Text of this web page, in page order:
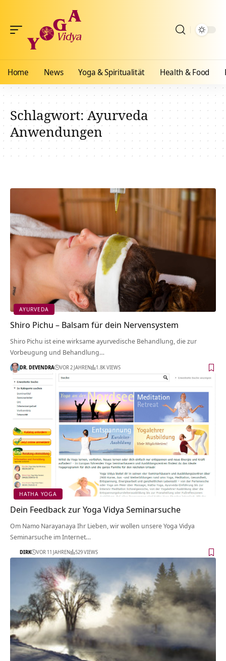
Home News Yoga & Spiritualität Health & Food
Schlagwort:Ayurveda
Anwendungen
AYURVEDA
Shiro Pichu – Balsam für dein Nervensystem
Shiro Pichu ist eine wirksame ayurvedische Behandlung, die zur
Vorbeugung und Behandlung…
DR. DEVENDRA VOR 2 JAHREN 1.8K VIEWS
HATHA YOGA
Dein Feedback zur Yoga Vidya Seminarsuche
Om Namo Narayanaya Ihr Lieben, wir wollen unsere Yoga Vidya
Seminarsuche im Internet…
DIRK VOR 11 JAHREN 529 VIEWS